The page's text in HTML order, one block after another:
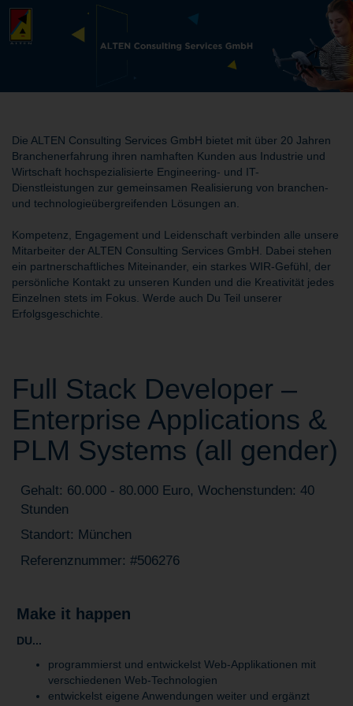
Die ALTEN Consulting Services GmbH bietet mit über 20 Jahren
Branchenerfahrung ihren namhaften Kunden aus Industrie und
Wirtschaft hochspezialisierte Engineering- und IT-
Dienstleistungen zur gemeinsamen Realisierung von branchen-
und technologieübergreifenden Lösungen an.
Kompetenz, Engagement und Leidenschaft verbinden alle unsere
Mitarbeiter der ALTEN Consulting Services GmbH. Dabei stehen
ein partnerschaftliches Miteinander, ein starkes WIR-Gefühl, der
persönliche Kontakt zu unseren Kunden und die Kreativität jedes
Einzelnen stets im Fokus. Werde auch Du Teil unserer
Erfolgsgeschichte.
Full Stack Developer –
Enterprise Applications &
PLM Systems (all gender)
Gehalt: 60.000 - 80.000 Euro, Wochenstunden: 40
Stunden
Standort: München
Referenznummer: #506276
Make it happen
DU...
programmierst und entwickelst Web-Applikationen mit
verschiedenen Web-Technologien
entwickelst eigene Anwendungen weiter und ergänzt